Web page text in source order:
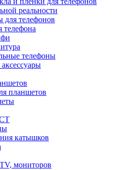
реальности
для телефонов
телефоны
планшетов
катышков
мониторов